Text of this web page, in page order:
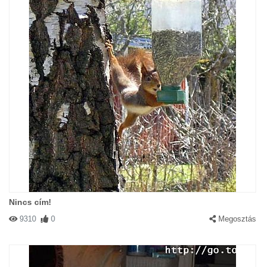
Nincs cím!
9310 0 Megosztás